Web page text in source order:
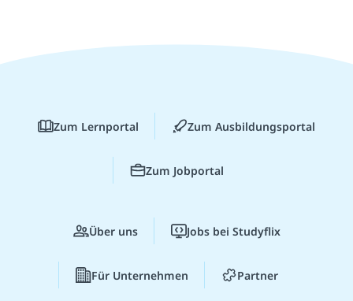
Zum Lernportal Zum Ausbildungsportal
Zum Jobportal
Über uns Jobs bei Studyflix
Für Unternehmen Partner